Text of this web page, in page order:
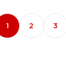
Koupit
Kč
1 2 3